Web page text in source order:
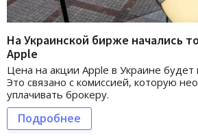
На Украинской бирже начались
Apple
Цена на акции Apple в Украине
Это связано с комиссией, которую
уплачивать брокеру.
Подробнее